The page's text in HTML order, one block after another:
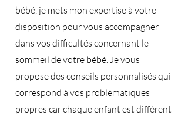
bébé, je mets mon expertise à votre
disposition pour vous accompagner
dans vos difficultés concernant le
sommeil de votre bébé. Je vous
propose des conseils personnalisés qui
correspond à vos problématiques
propres car chaque enfant est différent